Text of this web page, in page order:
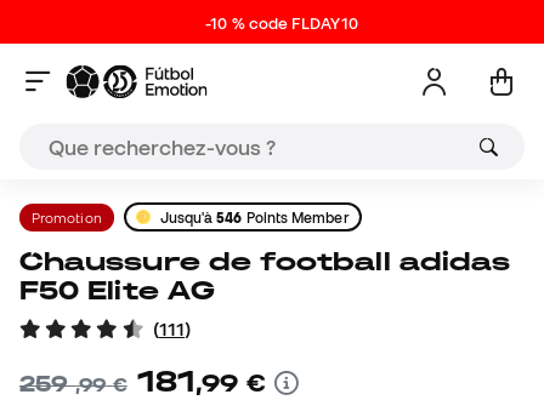
-10 % code FLDAY10
Promotion Jusqu'à546 Points Member
Chaussure de football adidas
F50 Elite AG
(111)
259,99 € 181,99 €